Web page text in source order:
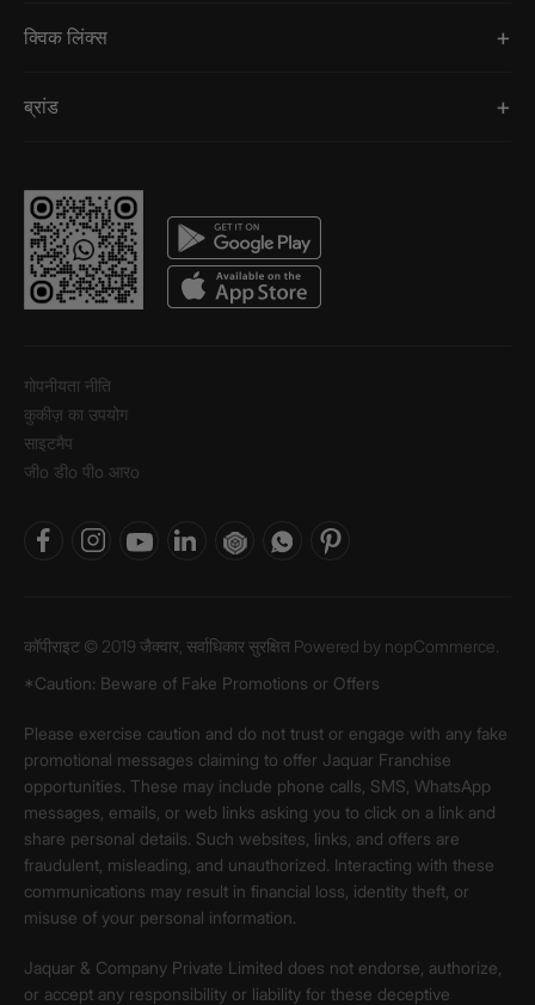
क्विक लिंक्स
ब्रांड
गोपनीयता नीति
कुकीज़ का उपयोग
साइटमैप
जीo डीo पीo आरo
कॉपीराइट © 2019 जैक्वार, सर्वाधिकार सुरक्षित Powered by nopCommerce.
*Caution: Beware of Fake Promotions or Offers
Please exercise caution and do not trust or engage with any fake
promotional messages claiming to offer Jaquar Franchise
opportunities. These may include phone calls, SMS, WhatsApp
messages, emails, or web links asking you to click on a link and
share personal details. Such websites, links, and offers are
fraudulent, misleading, and unauthorized. Interacting with these
communications may result in financial loss, identity theft, or
misuse of your personal information.
Jaquar & Company Private Limited does not endorse, authorize,
or accept any responsibility or liability for these deceptive